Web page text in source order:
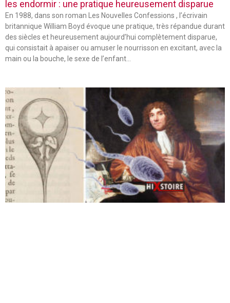
les endormir : une pratique heureusement disparue
En 1988, dans son roman Les Nouvelles Confessions , l’écrivain
britannique William Boyd évoque une pratique, très répandue durant
des siècles et heureusement aujourd’hui complètement disparue,
qui consistait à apaiser ou amuser le nourrisson en excitant, avec la
main ou la bouche, le sexe de l’enfant…